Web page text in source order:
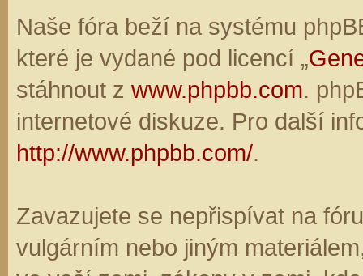
Naše fóra beží na systému
které je vydané pod licencí „
stáhnout z www.phpbb.com.
internetové diskuze. Pro další
http://www.phpbb.com/.
Zavazujete se nepřispívat na
vulgárním nebo jiným